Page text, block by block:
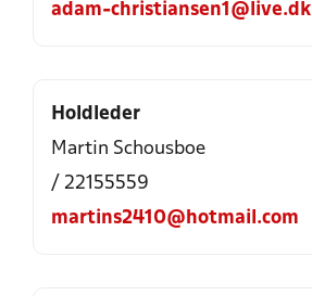
adam-christiansen1@live.dk
Holdleder
Martin Schousboe
/ 22155559
martins2410@hotmail.com